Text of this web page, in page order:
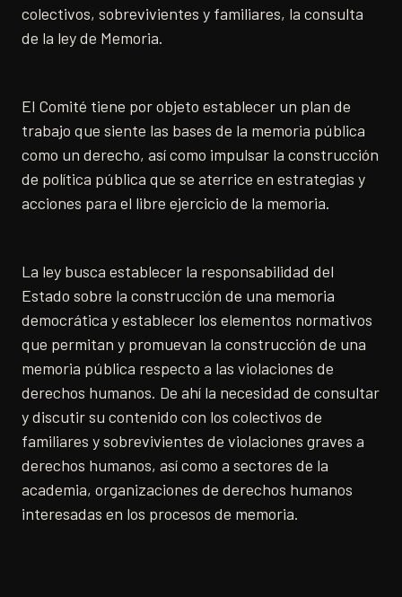
colectivos, sobrevivientes y familiares, la consulta
de la ley de Memoria.
El Comité tiene por objeto establecer un plan de
trabajo que siente las bases de la memoria pública
como un derecho, así como impulsar la construcción
de política pública que se aterrice en estrategias y
acciones para el libre ejercicio de la memoria.
La ley busca establecer la responsabilidad del
Estado sobre la construcción de una memoria
democrática y establecer los elementos normativos
que permitan y promuevan la construcción de una
memoria pública respecto a las violaciones de
derechos humanos. De ahí la necesidad de consultar
y discutir su contenido con los colectivos de
familiares y sobrevivientes de violaciones graves a
derechos humanos, así como a sectores de la
academia, organizaciones de derechos humanos
interesadas en los procesos de memoria.